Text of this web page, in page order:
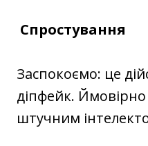
Спростування
Заспокоємо: це
діпфейк.
штучним